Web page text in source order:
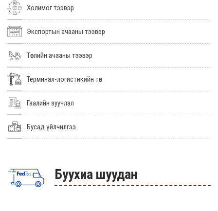
Холимог тээвэр
Экспортын ачааны тээвэр
Төслийн ачааны тээвэр
Терминал-логистикийн төв
Гаалийн зуучлал
Бусад үйлчилгээ
Буухиа шуудан